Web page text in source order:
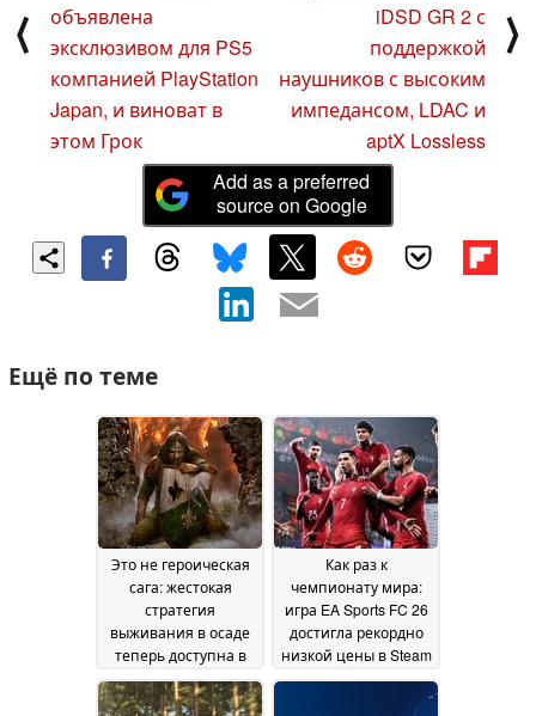
⟨
объявлена
эксклюзивом для PS5
компанией PlayStation
Japan, и виноват в
этом Грок
iDSD GR 2 с
поддержкой
наушников с высоким
импедансом, LDAC и
aptX Lossless
⟩
Add as a preferred
source on Google
Ещё по теме
Это не героическая
сага: жестокая
стратегия
выживания в осаде
теперь доступна в
Steam по цене 2,50
доллара13 June 2026
Как раз к
чемпионату мира:
игра EA Sports FC 26
достигла рекордно
низкой цены в Steam
13 June 2026